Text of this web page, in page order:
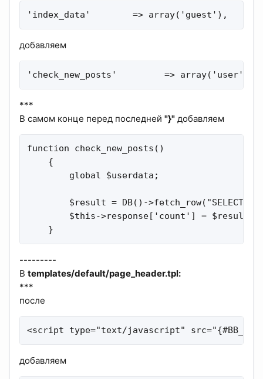
'index_data'        => array('guest'),
добавляем
'check_new_posts'         => array('user'),
***
В самом конце перед последней "}" добавляем
function check_new_posts()
    {
        global $userdata;
$result = DB()->fetch_row("SELECT
$this->response['count'] =
    }
---------
В templates/default/page_header.tpl:
***
после
<script type="text/javascript"
добавляем